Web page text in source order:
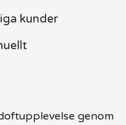
kunder
genom